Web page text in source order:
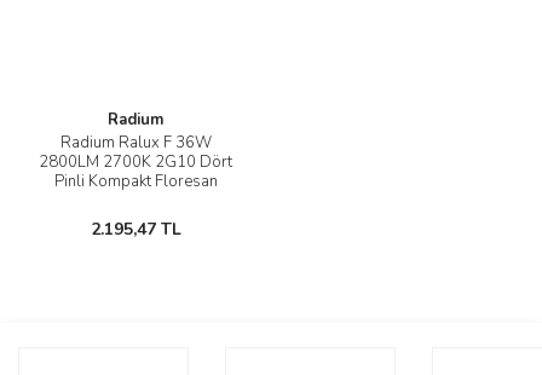
Radium
Radium Ralux F 36W
2800LM 2700K 2G10 Dört
Pinli Kompakt Floresan
2.195,47 TL